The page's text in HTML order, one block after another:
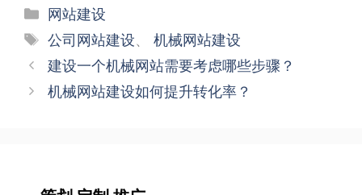
分
类
网站建设
标
签
公司网站建设、 机械网站建设
文
章
建设一个机械网站需要考虑哪些步骤？
机械网站建设如何提升转化率？